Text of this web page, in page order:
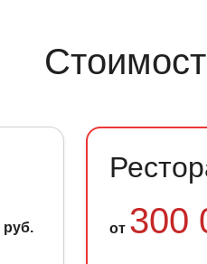
руб. от 300